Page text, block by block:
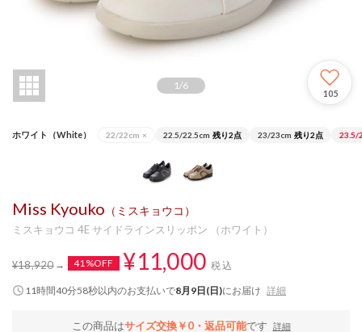
1 /6
105
ホワイト（White） 22/22cm × 22.5/22.5cm 残り2点 23/23cm 残り2点 23.5/
Miss Kyouko （ミスキョウコ）
ミスキョウコ 4E サイドラインスリッポン （ホワイト）
¥18,920 41%OFF ¥11,000 税込
11時間40分58秒以内のお支払いで8月9日(日)にお届け 詳細
この商品はサイズ交換￥0・返品可能です
詳細